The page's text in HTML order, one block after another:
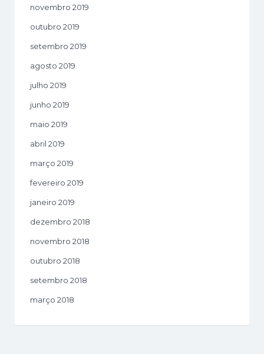
novembro 2019
outubro 2019
setembro 2019
agosto 2019
julho 2019
junho 2019
maio 2019
abril 2019
março 2019
fevereiro 2019
janeiro 2019
dezembro 2018
novembro 2018
outubro 2018
setembro 2018
março 2018